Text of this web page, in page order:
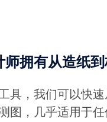
拥有从造纸
具，我们可以快
图，几乎适用于任